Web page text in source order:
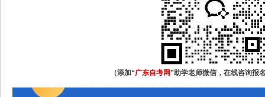
（添加“广东自考网 ”助学老师微信，在线咨询报